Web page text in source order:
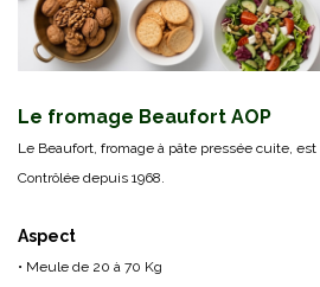
Le fromage Beaufort AOP
Le Beaufort, fromage à pâte pressée cuite,
Contrôlée depuis 1968.
Aspect
• Meule de 20 à 70 Kg